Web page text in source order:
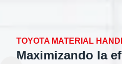
TOYOTA MATERIAL
Maximizando la